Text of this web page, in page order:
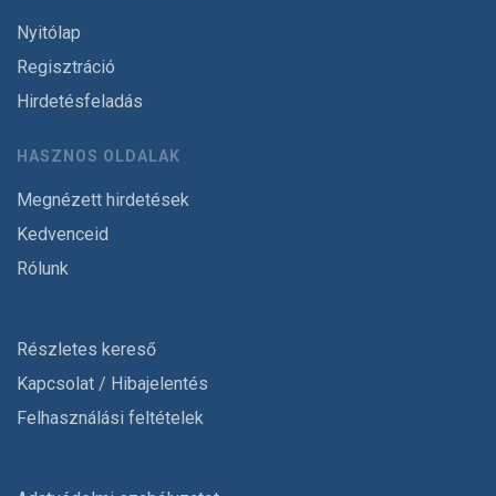
Nyitólap
Regisztráció
Hirdetésfeladás
HASZNOS OLDALAK
Megnézett hirdetések
Kedvenceid
Rólunk
Részletes kereső
Kapcsolat / Hibajelentés
Felhasználási feltételek